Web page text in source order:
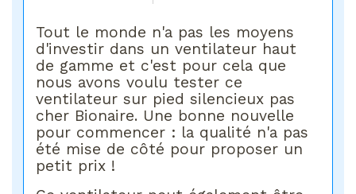
Tout le monde n'a pas les moyens
d'investir dans un ventilateur haut
de gamme et c'est pour cela que
nous avons voulu tester ce
ventilateur sur pied silencieux pas
cher Bionaire. Une bonne nouvelle
pour commencer : la qualité n'a pas
été mise de côté pour proposer un
petit prix !